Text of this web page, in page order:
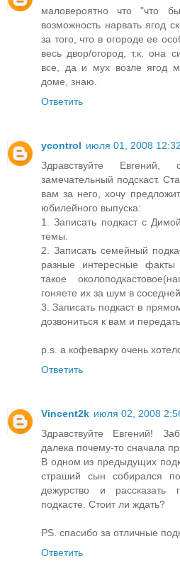
маловероятно что "что
возможность нарвать ягод
за того, что в огороде ее
весь двор/огород, т.к. она
все, да и мух возле ягод
доме, знаю.
Ответить
ycontrol июля 01, 2008
Здравствуйте
замечательный подскаст.
вам за него, хочу
юбилейного выпуска:
1. Записать подкаст с
темы.
2. Записать семейный
разные интересные
такое
гоняете их за шум в
3. Записать подкаст в
дозвониться к вам и
p.s. а кофеварку очень
Ответить
Vincent2k июля 02, 2008
Здравствуйте Евгений!
далека почему-то сначала
В одном из предыдущих
страший сын собирался
дежурство и
подкасте. Стоит ли ждать?
PS. спасибо за отличные
Ответить